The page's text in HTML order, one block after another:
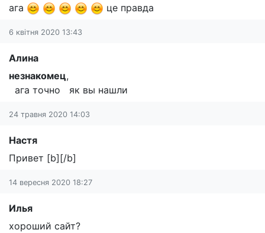
ага
це правда
6 квітня 2020 13:43
Алина
незнакомец,
ага точно як вы нашли
24 травня 2020 14:03
Настя
Привет [b][/b]
14 вересня 2020 18:27
Илья
хороший сайт?